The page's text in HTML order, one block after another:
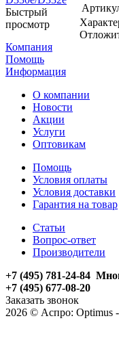
Быстрый
просмотр
Компания
Помощь
Информация
О компании
Новости
Акции
Услуги
Оптовикам
Помощь
Условия оплаты
Условия доставки
Гарантия на товар
Статьи
Вопрос-ответ
Производители
+7 (495) 781-24-84
+7 (495) 677-08-20
Заказать звонок
2026 © Аспро: Optimus